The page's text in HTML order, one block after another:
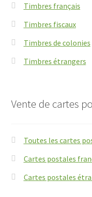
Timbres français
Timbres fiscaux
Timbres de colonies
Timbres étrangers
Vente de cartes
Toutes les cartes
Cartes postales
Cartes postales